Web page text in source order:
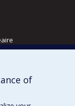
of